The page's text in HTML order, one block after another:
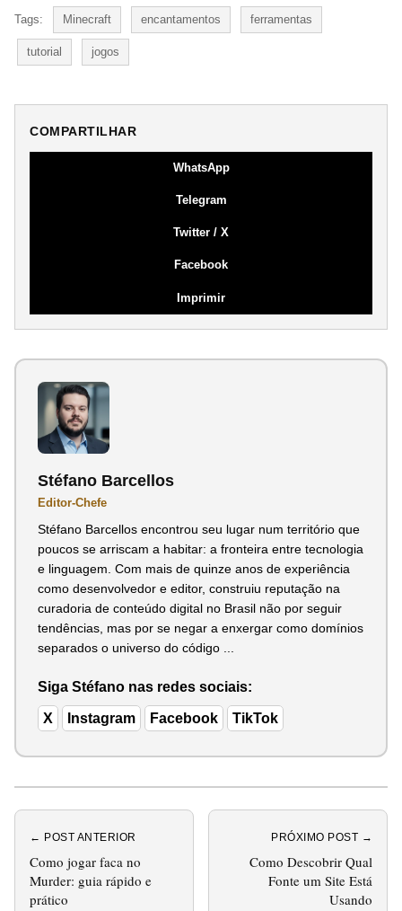
Tags: Minecraft encantamentos ferramentas
tutorial jogos
COMPARTILHAR
WhatsApp
Telegram
Twitter / X
Facebook
Imprimir
Stéfano Barcellos
Editor-Chefe
Stéfano Barcellos encontrou seu lugar num território que
poucos se arriscam a habitar: a fronteira entre tecnologia
e linguagem. Com mais de quinze anos de experiência
como desenvolvedor e editor, construiu reputação na
curadoria de conteúdo digital no Brasil não por seguir
tendências, mas por se negar a enxergar como domínios
separados o universo do código ...
Siga Stéfano nas redes sociais:
X Instagram Facebook TikTok
← POST ANTERIOR
Como jogar faca no
Murder: guia rápido e
prático
PRÓXIMO POST →
Como Descobrir Qual
Fonte um Site Está
Usando